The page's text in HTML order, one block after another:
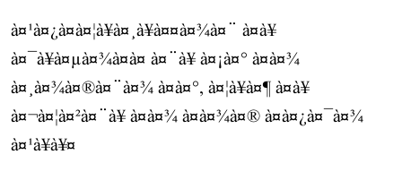
à¤¹à¤¿à¤à¤¦à¥à¤¸à¥à¤¤à¤¾à¤¨ à¤à¥
à¤¯à¥à¤µà¤¾à¤à¤ à¤¨à¥ à¤¡à¤° à¤à¤¾
à¤¸à¤¾à¤®à¤¨à¤¾ à¤à¤°, à¤¦à¥à¤¶ à¤à¥
à¤¬à¤¦à¤²à¤¨à¥ à¤à¤¾ à¤à¤¾à¤® à¤à¤¿à¤¯à¤¾
à¤¹à¥à¥¤